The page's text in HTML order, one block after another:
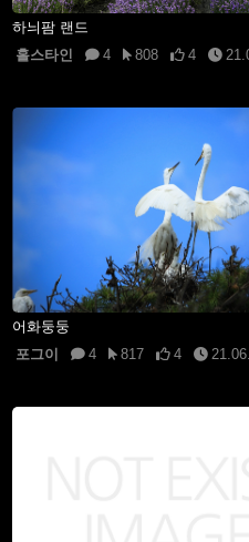
하늬팜 랜드
홀스타인
4 808 4
어화둥둥
포그이
4 817 4